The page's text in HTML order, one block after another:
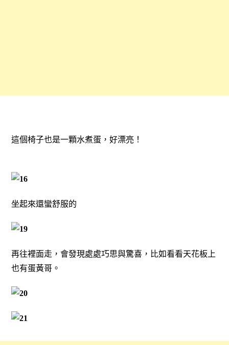
這個椅子也是一顆水煮蛋，好漂亮！
坐起來還蠻舒服的
再往裡面走，會發現處處巧思與驚喜，比如看看天花板上
也有蛋黃哥。